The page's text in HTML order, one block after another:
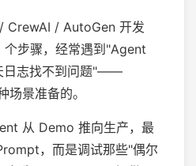
CrewAI / AutoGen 开发
步骤，经常遇到"Agent
日志找不到问题"——
景准备的。
从 Demo 推向生产，最
，而是调试那些"偶尔